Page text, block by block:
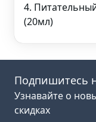
4.
(20мл)
Подпишитесь
Узнавайте о
скидках